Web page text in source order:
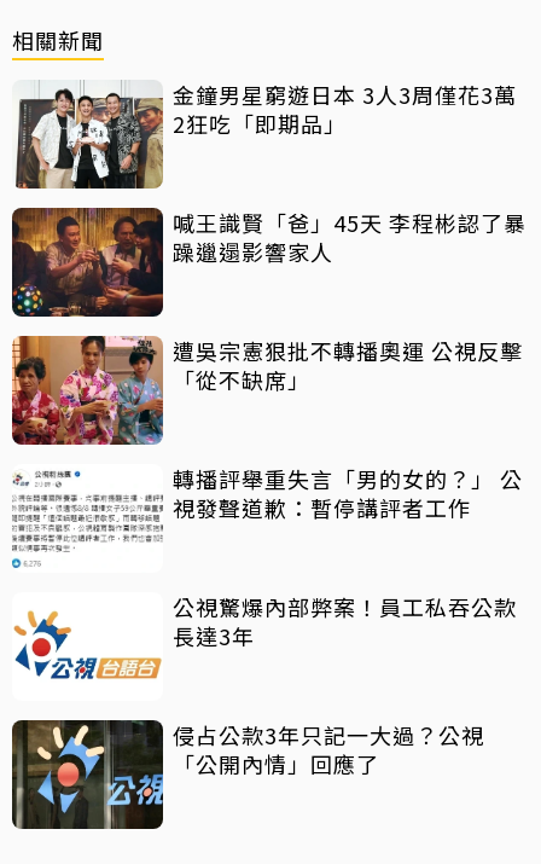
相關新聞
金鐘男星窮遊日本 3人3周僅花3萬
2狂吃「即期品」
喊王識賢「爸」45天 李程彬認了暴
躁邋遢影響家人
遭吳宗憲狠批不轉播奧運 公視反擊
「從不缺席」
轉播評舉重失言「男的女的？」 公
視發聲道歉：暫停講評者工作
公視驚爆內部弊案！員工私吞公款
長達3年
侵占公款3年只記一大過？公視
「公開內情」回應了